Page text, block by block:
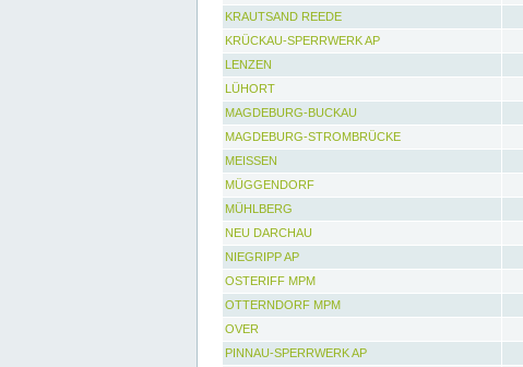
KRAUTSAND REEDE
KRÜCKAU-SPERRWERK AP
LENZEN
LÜHORT
MAGDEBURG-BUCKAU
MAGDEBURG-STROMBRÜCKE
MEISSEN
MÜGGENDORF
MÜHLBERG
NEU DARCHAU
NIEGRIPP AP
OSTERIFF MPM
OTTERNDORF MPM
OVER
PINNAU-SPERRWERK AP